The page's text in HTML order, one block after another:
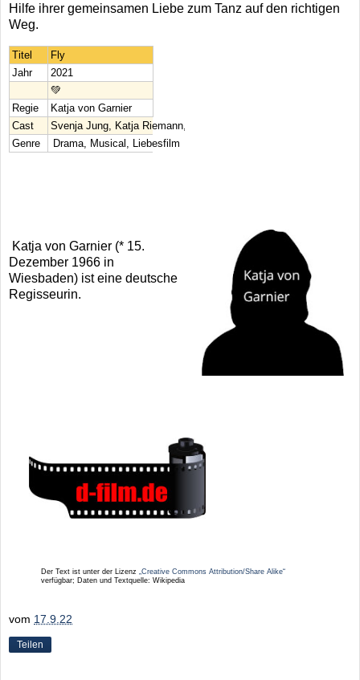
Hilfe ihrer gemeinsamen Liebe zum Tanz auf den richtigen
Weg.
Titel
Fly
Jahr
2021
💚
Regie
Katja von Garnier
Cast
Svenja Jung, Katja Riemann, Jasmin Tabatabai, Nicolette Krebitz
Genre
Drama, Musical, Liebesfilm
Katja von Garnier (* 15.
Dezember 1966 in
Wiesbaden) ist eine deutsche
Regisseurin.
Der Text ist unter der Lizenz „Creative Commons Attribution/Share Alike“
verfügbar; Daten und Textquelle: Wikipedia
vom 17.9.22
Teilen